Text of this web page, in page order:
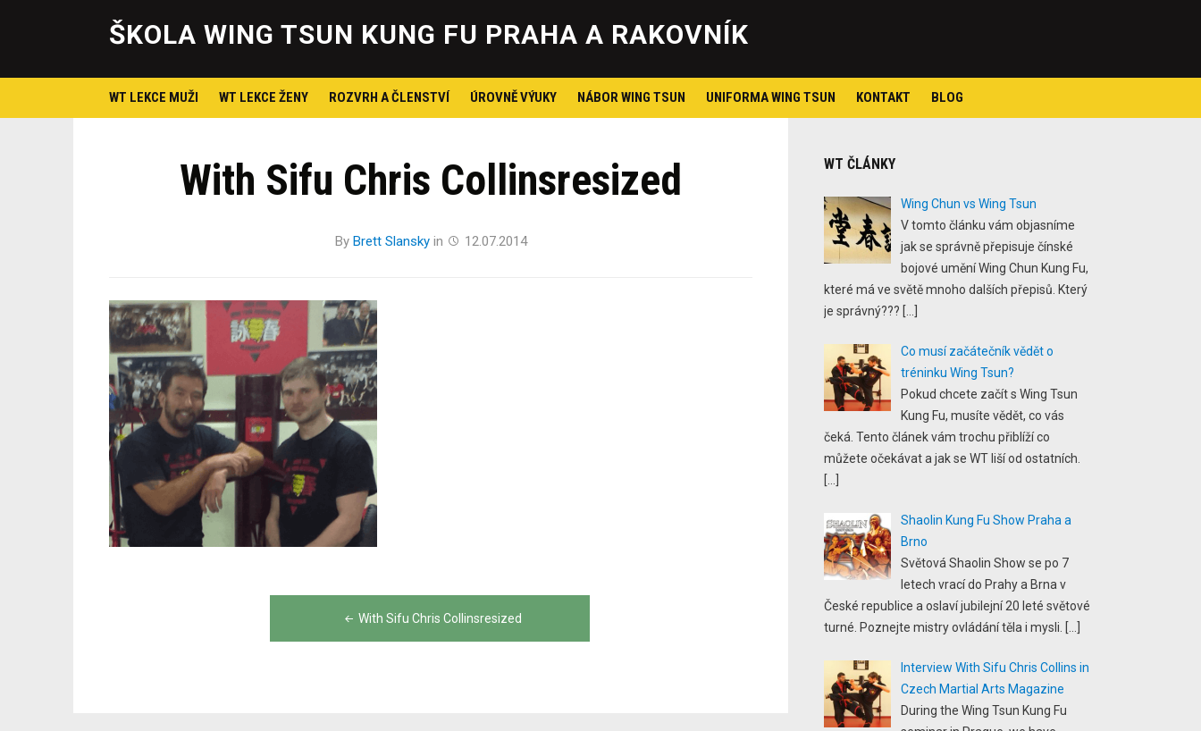
content
ŠKOLA WING TSUN KUNG FU PRAHA A RAKOVNÍK
WT LEKCE MUŽI WT LEKCE ŽENY ROZVRH A ČLENSTVÍ ÚROVNĚ VÝUKY NÁBOR WING TSUN UNIFORMA WING TSUN KONTAKT BLOG
With Sifu Chris Collinsresized
By Brett Slanskyin 12.07.2014
With Sifu Chris Collinsresized
WT ČLÁNKY
Wing Chun vs Wing Tsun
V tomto článku vám objasníme
jak se správně přepisuje čínské
bojové umění Wing Chun Kung Fu,
které má ve světě mnoho dalších přepisů. Který
je správný???
Co musí začátečník vědět o
tréninku Wing Tsun?
Pokud chcete začít s Wing Tsun
Kung Fu, musíte vědět, co vás
čeká. Tento článek vám trochu přiblíží co
můžete očekávat a jak se WT liší od ostatních.
Shaolin Kung Fu Show Praha a
Brno
Světová Shaolin Show se po 7
letech vrací do Prahy a Brna v
České republice a oslaví jubilejní 20 leté světové
turné. Poznejte mistry ovládání těla i mysli.
Interview With Sifu Chris Collins in
Czech Martial Arts Magazine
During the Wing Tsun Kung Fu